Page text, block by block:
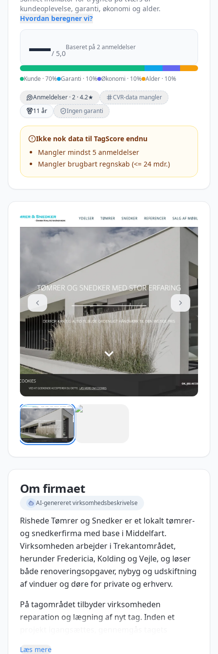
kundeoplevelse, garanti, økonomi og alder.
Hvordan beregner vi?
—/ 5,0
Baseret på 2 anmeldelser
Kunde ·70% Garanti · 10% Økonomi · 10% Alder · 10%
Anmeldelser ·2 · 4.2★
CVR-data mangler
11 år
Ingen garanti
Ikke nok data til TagScore endnu
Mangler mindst 5 anmeldelser
Mangler brugbart regnskab (<= 24 mdr.)
Om firmaet
AI-genereret virksomhedsbeskrivelse
Rishede Tømrer og Snedker er et lokalt tømrer-
og snedkerfirma med base i Middelfart.
Virksomheden arbejder i Trekantområdet,
herunder Fredericia, Kolding og Vejle, og løser
både renoveringsopgaver, nybyg og udskiftning
af vinduer og døre for private og erhverv.
På tagområdet tilbyder virksomheden
reparation og lægning af nyt tag. Inden et
projekt igangsættes, gennemgås tagets
Læs mere